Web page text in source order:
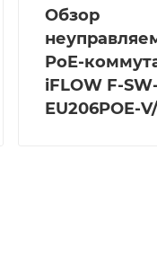
Обзор
PoE-
iFLOW F-
EU206POE-